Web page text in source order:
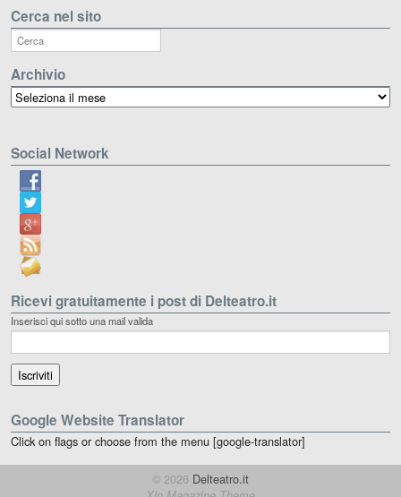
Cerca nel sito
Archivio
Archivio
Social Network
Ricevi gratuitamente i post di Delteatro.it
Inserisci qui sotto una mail valida
Google Website Translator
Click on flags or choose from the menu [google-translator]
© 2026 Delteatro.it